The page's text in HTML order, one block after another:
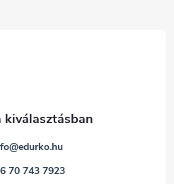
@edurko.hu
70 743 7923